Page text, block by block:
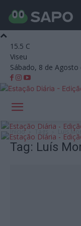
15.5 C
Viseu
Sábado, 8 de Agosto
Início Tags Luís
Tag: Luís